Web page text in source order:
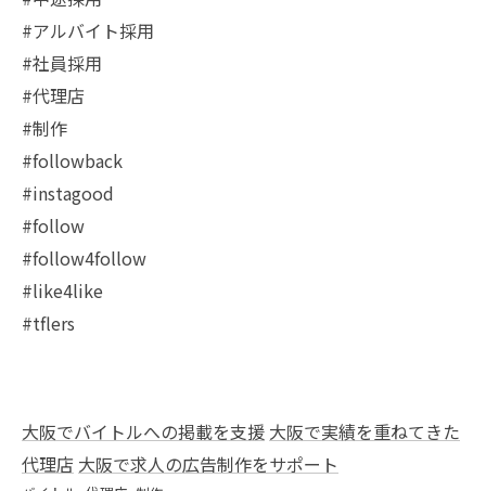
#アルバイト採用
#社員採用
#代理店
#制作
#followback
#instagood
#follow
#follow4follow
#like4like
#tflers
大阪でバイトルへの掲載を支援 大阪で実績を重ねてきた
代理店 大阪で求人の広告制作をサポート